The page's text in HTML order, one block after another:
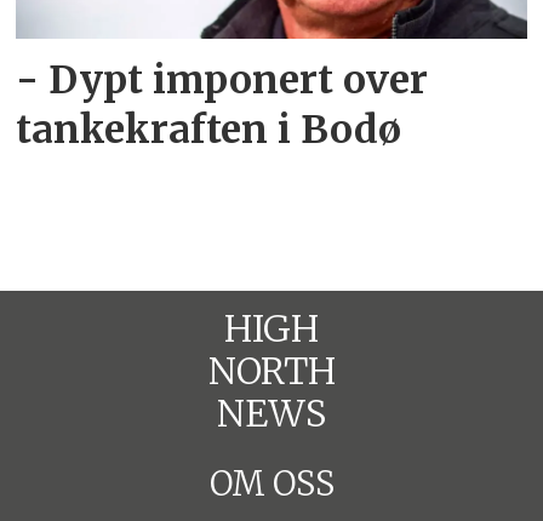
- Dypt imponert over
tankekraften i Bodø
HIGH
NORTH
NEWS
OM OSS